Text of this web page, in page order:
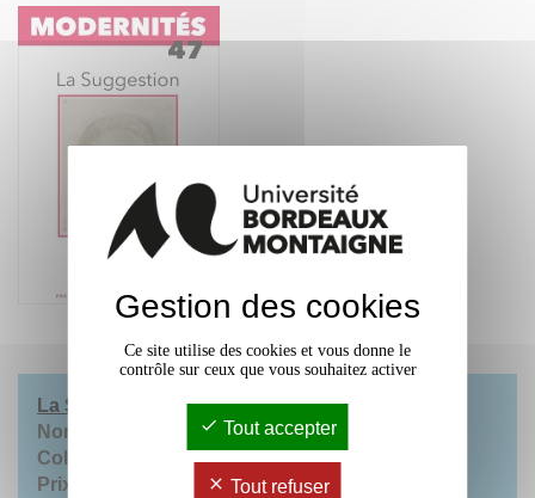
La Suggestion
Nombre de pages
: 450
Collection
: Modernités 47
Prix :
Gestion des cookies
Ce site utilise des cookies et vous donne le
contrôle sur ceux que vous souhaitez activer
Tout accepter
Tout refuser